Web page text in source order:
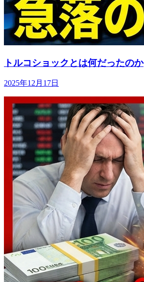
トルコショックとは何だったのか
2025年12月17日